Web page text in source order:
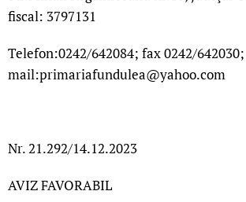
fiscal: 3797131
Telefon:0242/642084; fax 0242/
mail:primariafundulea@yahoo.com
Nr. 21.292/14.12.2023
AVIZ FAVORABIL